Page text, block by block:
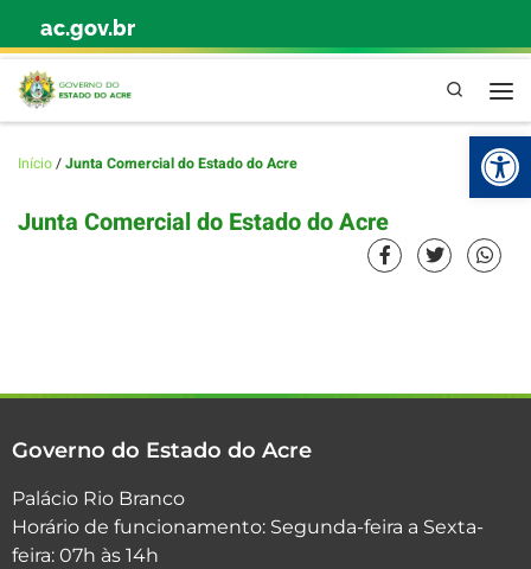
Skip to content
ac.gov.br
Pesquisa
Início/Junta Comercial do Estado do Acre
Junta Comercial do Estado do Acre
Governo do Estado do Acre
Palácio Rio Branco
Horário de funcionamento: Segunda-feira a Sexta-
feira: 07h às 14h